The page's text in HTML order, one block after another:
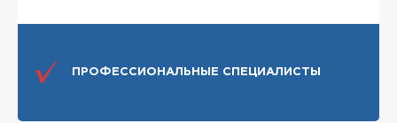
ПРОФЕССИОНАЛЬНЫЕ СПЕЦИАЛИСТЫ